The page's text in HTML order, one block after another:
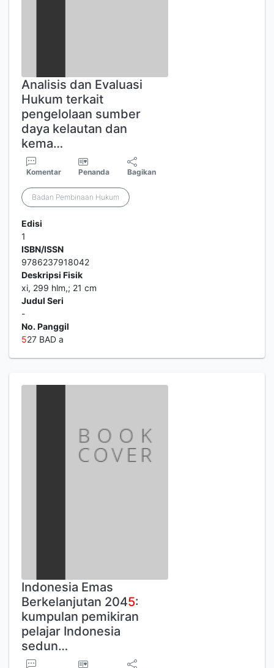
Analisis dan Evaluasi
Hukum terkait
pengelolaan sumber
daya kelautan dan
kema…
Komentar Penanda Bagikan
Badan Pembinaan Hukum
Edisi
1
ISBN/ISSN
9786237918042
Deskripsi Fisik
xi, 299 hlm,; 21 cm
Judul Seri
-
No. Panggil
527 BAD a
Indonesia Emas
Berkelanjutan 2045:
kumpulan pemikiran
pelajar Indonesia
sedun…